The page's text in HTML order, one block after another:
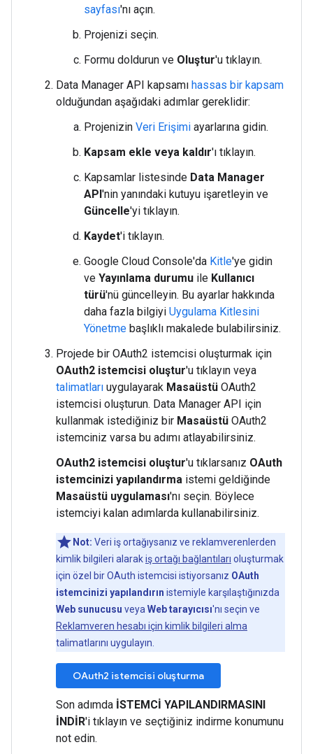
sayfası'nı açın.
Projenizi seçin.
Formu doldurun ve Oluştur'u tıklayın.
Data Manager API kapsamı hassas bir kapsam
olduğundan aşağıdaki adımlar gereklidir:
Projenizin Veri Erişimi ayarlarına gidin.
Kapsam ekle veya kaldır'ı tıklayın.
Kapsamlar listesinde Data Manager
API'nin yanındaki kutuyu işaretleyin ve
Güncelle'yi tıklayın.
Kaydet'i tıklayın.
Google Cloud Console'da Kitle'ye gidin
ve Yayınlama durumu ile Kullanıcı
türü'nü güncelleyin. Bu ayarlar hakkında
daha fazla bilgiyi Uygulama Kitlesini
Yönetme başlıklı makalede bulabilirsiniz.
Projede bir OAuth2 istemcisi oluşturmak için
OAuth2 istemcisi oluştur'u tıklayın veya
talimatları uygulayarak Masaüstü OAuth2
istemcisi oluşturun. Data Manager API için
kullanmak istediğiniz bir Masaüstü OAuth2
istemciniz varsa bu adımı atlayabilirsiniz.
OAuth2 istemcisi oluştur'u tıklarsanız OAuth
istemcinizi yapılandırma istemi geldiğinde
Masaüstü uygulaması'nı seçin. Böylece
istemciyi kalan adımlarda kullanabilirsiniz.
Not: Veri iş ortağıysanız ve reklamverenlerden
kimlik bilgileri alarakiş ortağı bağlantıları oluşturmak
için özel bir OAuth istemcisi istiyorsanız OAuth
istemcinizi yapılandırın istemiyle karşılaştığınızda
Web sunucusu veya Web tarayıcısı'nı seçin ve
Reklamveren hesabı için kimlik bilgileri alma
talimatlarını uygulayın.
OAuth2 istemcisi oluşturma
Son adımda İSTEMCİ YAPILANDIRMASINI
İNDİR'i tıklayın ve seçtiğiniz indirme konumunu
not edin.